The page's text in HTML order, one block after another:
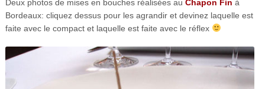
Deux photos de mises en bouches réalisées au Chapon Fin à
Bordeaux: cliquez dessus pour les agrandir et devinez laquelle est
faite avec le compact et laquelle est faite avec le réflex